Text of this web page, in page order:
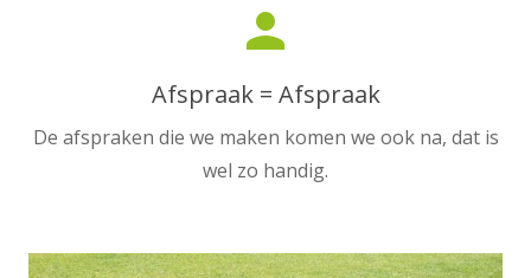
person
Afspraak = Afspraak
De afspraken die we maken komen we ook na, dat is
wel zo handig.